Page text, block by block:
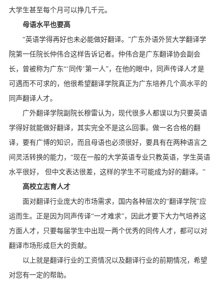
大学生甚至每个月可以挣几千元。
母语水平也要高
“英语学得再好也未必能做好翻译。”广东外语外贸大学翻译学
院第一任院长仲伟合这样告诉记者。仲伟合是广东翻译协会副会
长，曾被称为广东“‘同传’第一人”，在他的眼中，同声传译人才是
可遇而不可求的，他很希望翻译学院真正为广东培养几个高水平的
同声翻译人才。
广外翻译学院副院长穆雷认为，现代很多人都误以为只要英语
学得好就能做好翻译，其实完全不是这么回事。做一名合格的翻
译，要有广博的知识，而且母语也必须很好，要具有在两种语言之
间灵活转换的能力，“现在一般的大学英语专业只教英语，学生英语
水平很好， 但中文表达很差，这样的学生不可能成为好的翻译。”
高校立志育人才
面对翻译行业庞大的市场需求，国内各种层次的“翻译学院”应
运而生。正是因为同声传译“一才难求”，因此才要下大力气培养这
方面人才，只要每届学生中出现一两个优秀的同传人才，都可以对
翻译市场形成巨大的贡献。
以上就是翻译行业的工资情况以及翻译行业的前期情况，希望
对您有一定的帮助。